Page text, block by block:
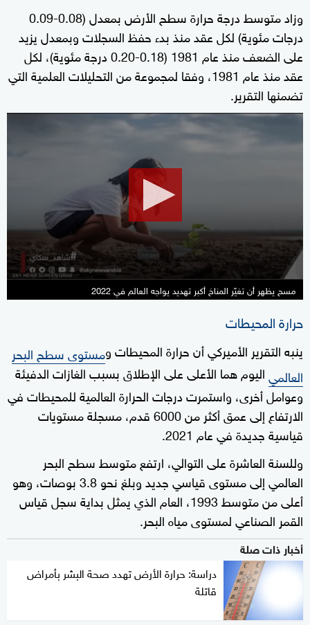
وزاد متوسط درجة حرارة سطح الأرض بمعدل (0.08-0.09
درجات مئوية) لكل عقد منذ بدء حفظ السجلات وبمعدل يزيد
على الضعف منذ عام 1981 (0.18-0.20 درجة مئوية)، لكل
عقد منذ عام 1981، وفقا لمجموعة من التحليلات العلمية التي
تضمنها التقرير.
seconds
مسح يظهر أن تغيّر المناخ أكبر تهديد يواجه العالم في 2022
حرارة المحيطات
ينبه التقرير الأميركي أن حرارة المحيطات ومستوى سطح البحر
العالمياليوم هما الأعلى على الإطلاق بسبب الغازات الدفيئة
وعوامل أخرى، واستمرت درجات الحرارة العالمية للمحيطات في
الارتفاع إلى عمق أكثر من 6000 قدم، مسجلة مستويات
قياسية جديدة في عام 2021.
وللسنة العاشرة على التوالي، ارتفع متوسط سطح البحر
العالمي إلى مستوى قياسي جديد وبلغ نحو 3.8 بوصات، وهو
أعلى من متوسط 1993، العام الذي يمثل بداية سجل قياس
القمر الصناعي لمستوى مياه البحر.
أخبار ذات صلة
دراسة: حرارة الأرض تهدد صحة البشر بأمراض
قاتلة